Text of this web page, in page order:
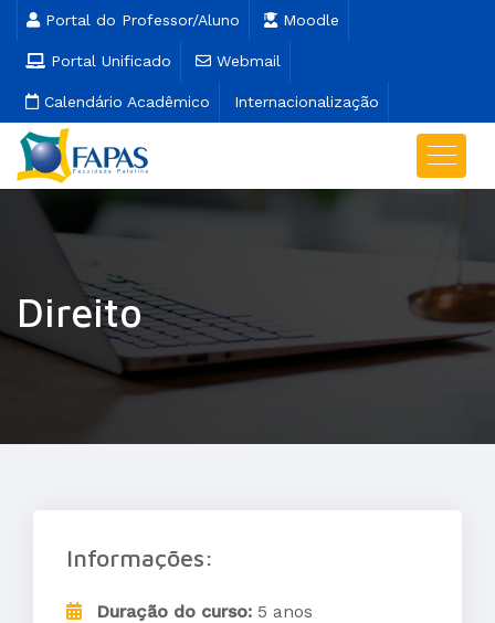
Portal do Professor/Aluno Moodle
Portal Unificado Webmail
Calendário Acadêmico Internacionalização
Direito
Informações:
Duração do curso: 5 anos